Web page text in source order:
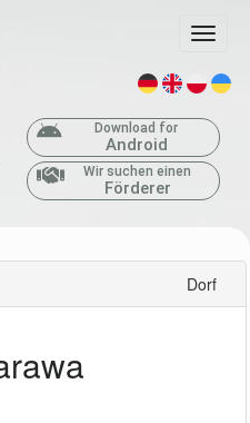
Download for
Android
Wir suchen einen
Förderer
Dorf